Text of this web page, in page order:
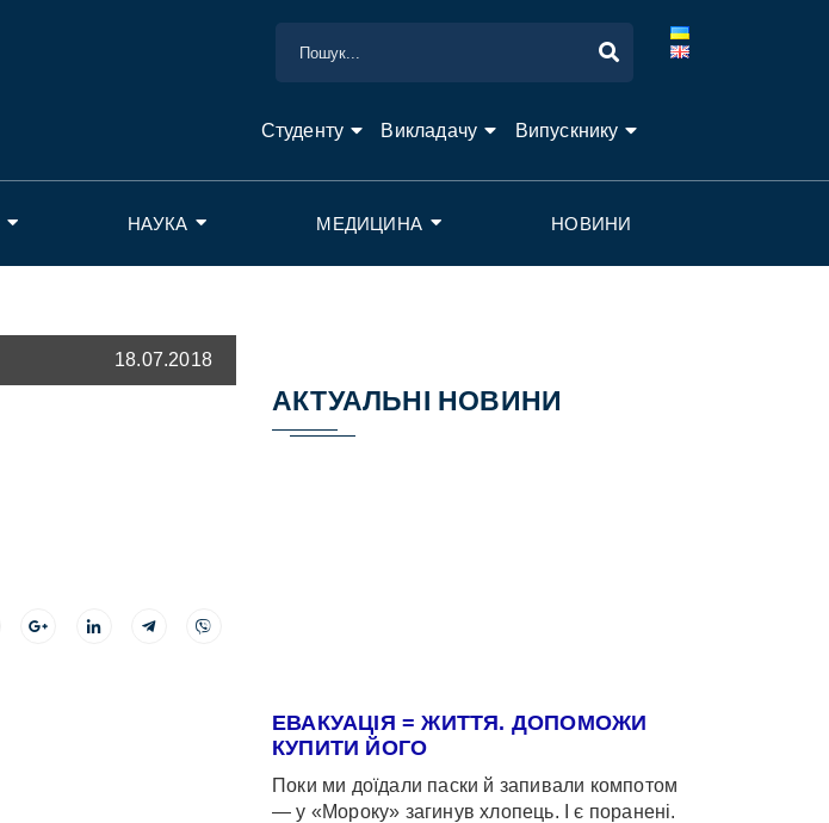
Студенту Викладачу Випускнику
НАУКА МЕДИЦИНА НОВИНИ
18.07.2018
АКТУАЛЬНІ НОВИНИ
ЕВАКУАЦІЯ = ЖИТТЯ. ДОПОМОЖИ
КУПИТИ ЙОГО
Поки ми доїдали паски й запивали компотом
— у «Мороку» загинув хлопець. І є поранені.